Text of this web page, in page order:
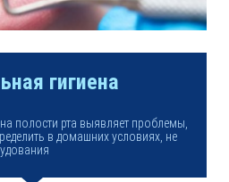
гигиена
полости рта выявляет проблемы,
в домашних условиях, не